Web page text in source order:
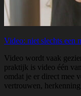
Video: niet slechts een
Video wordt vaak
praktijk is video één
omdat je er direct mee
vertrouwen,